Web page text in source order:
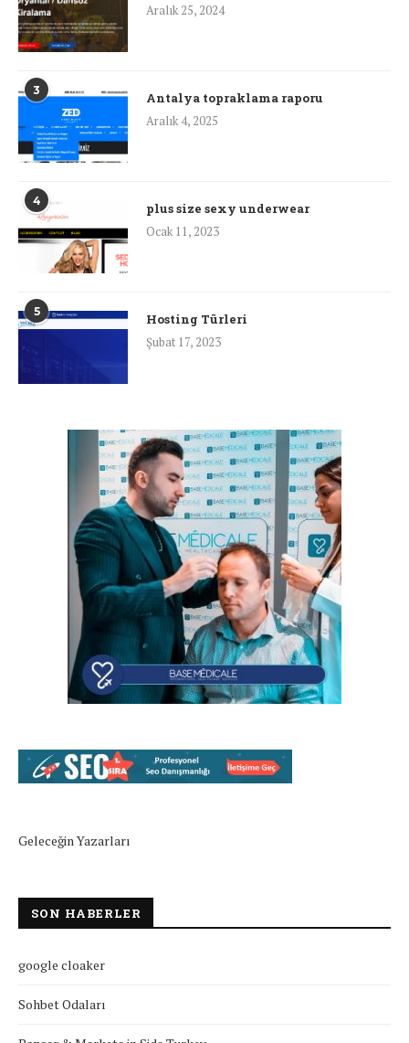
Aralık 25, 2024
3
Antalya topraklama raporu
Aralık 4, 2025
4
plus size sexy underwear
Ocak 11, 2023
5
Hosting Türleri
Şubat 17, 2023
Geleceğin Yazarları
SON HABERLER
google cloaker
Sohbet Odaları